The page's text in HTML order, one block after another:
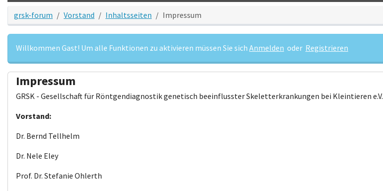
grsk-forum Vorstand Inhaltsseiten Impressum
Willkommen Gast! Um alle Funktionen zu aktivieren müssen Sie sich Anmelden oder Registrieren
Impressum
GRSK - Gesellschaft für Röntgendiagnostik genetisch beeinflusster Skeletterkrankungen bei Kleintieren e.V.
Vorstand:
Dr. Bernd Tellhelm
Dr. Nele Eley
Prof. Dr. Stefanie Ohlerth